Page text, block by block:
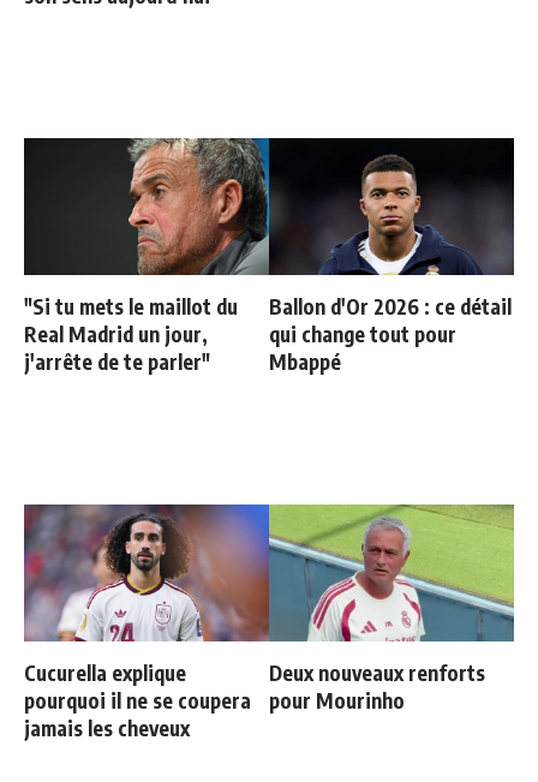
"Si tu mets le maillot du
Real Madrid un jour,
j'arrête de te parler"
Ballon d'Or 2026 : ce détail
qui change tout pour
Mbappé
Cucurella explique
pourquoi il ne se coupera
jamais les cheveux
Deux nouveaux renforts
pour Mourinho